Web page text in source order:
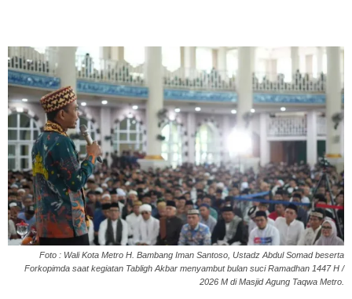
Foto : Wali Kota Metro H. Bambang Iman Santoso, Ustadz Abdul Somad beserta
Forkopimda saat kegiatan Tabligh Akbar menyambut bulan suci Ramadhan 1447 H /
2026 M di Masjid Agung Taqwa Metro.